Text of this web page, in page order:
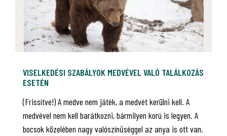
VISELKEDÉSI SZABÁLYOK MEDVÉVEL VALÓ TALÁLKOZÁS
ESETÉN
(Frissítve!) A medve nem játék, a medvét kerülni kell. A
medvével nem kell barátkozni, bármilyen korú is legyen. A
bocsok közelében nagy valószínűséggel az anya is ott van.